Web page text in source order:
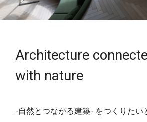
Architecture
with nature
-自然とつながる建築- をつくりたい